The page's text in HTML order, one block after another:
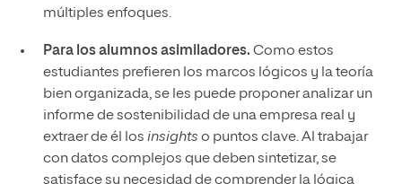
múltiples enfoques.
Para los alumnos asimiladores. Como estos
estudiantes prefieren los marcos lógicos y la teoría
bien organizada, se les puede proponer analizar un
informe de sostenibilidad de una empresa real y
extraer de él los insights o puntos clave. Al trabajar
con datos complejos que deben sintetizar, se
satisface su necesidad de comprender la lógica